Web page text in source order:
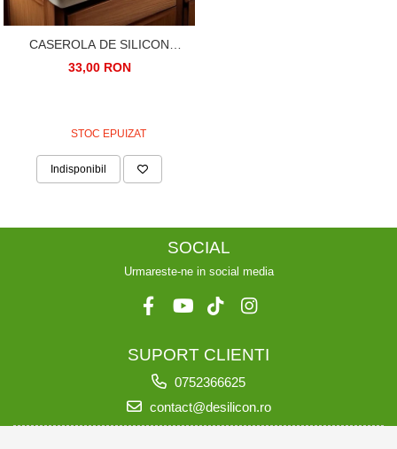
CASEROLA DE SILICON
PREMIUM, DREPTUNGHIULARA,
33,00 RON
STOC EPUIZAT
Indisponibil
SOCIAL
Urmareste-ne in social media
SUPORT CLIENTI
0752366625
contact@desilicon.ro